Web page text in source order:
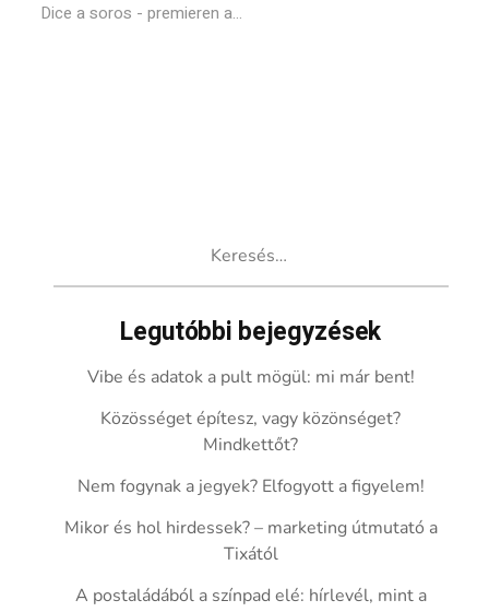
Dice a soros - premieren a...
Legutóbbi bejegyzések
Vibe és adatok a pult mögül: mi már bent!
Közösséget építesz, vagy közönséget?
Mindkettőt?
Nem fogynak a jegyek? Elfogyott a figyelem!
Mikor és hol hirdessek? – marketing útmutató a
Tixától
A postaládából a színpad elé: hírlevél, mint a